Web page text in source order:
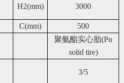
H2(mm) 3000
C(mm) 500
聚氨酯实心胎(Pu
solid tire)
3/5